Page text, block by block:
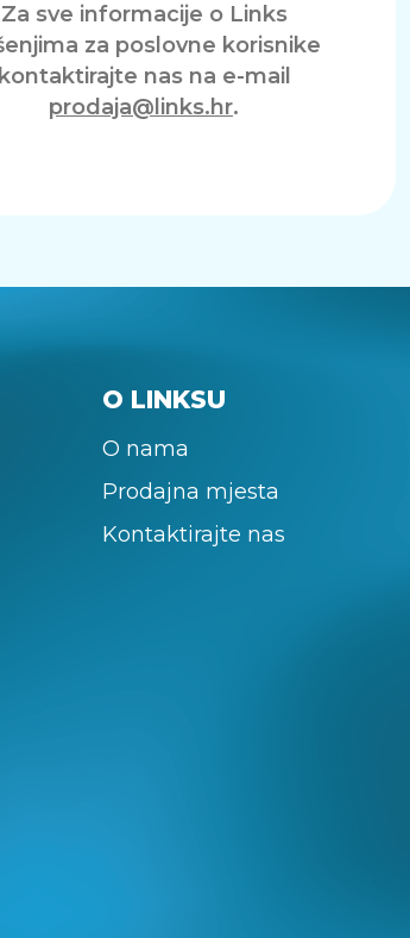
Za sve informacije o Links
za poslovne korisnike
kontaktirajte nas na e-mail
prodaja@links.hr.
O LINKSU
O nama
Prodajna mjesta
Kontaktirajte nas